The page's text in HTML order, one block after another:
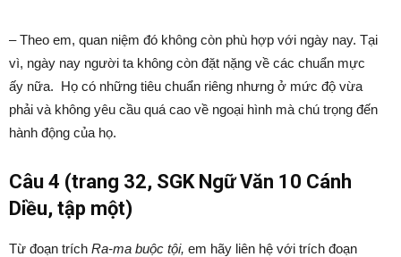
– Theo em, quan niệm đó không còn phù hợp với ngày nay. Tại
vì, ngày nay người ta không còn đặt nặng về các chuẩn mực
ấy nữa. Họ có những tiêu chuẩn riêng nhưng ở mức độ vừa
phải và không yêu cầu quá cao về ngoại hình mà chú trọng đến
hành động của họ.
Câu 4 (trang 32, SGK Ngữ Văn 10 Cánh
Diều, tập một)
Từ đoạn trích Ra-ma buộc tội, em hãy liên hệ với trích đoạn